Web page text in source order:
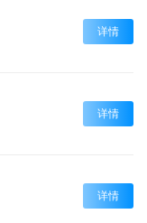
详情
详情
详情